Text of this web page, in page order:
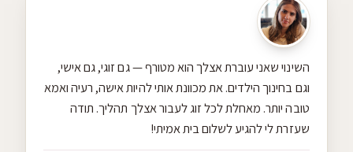
השינוי שאני עוברת אצלך הוא מטורף — גם זוגי, גם אישי,
וגם בחינוך הילדים. את מכוונת אותי להיות אישה, רעיה ואמא
טובה יותר. מאחלת לכל זוג לעבור אצלך תהליך. תודה
שעזרת לי להגיע לשלום בית אמיתי!